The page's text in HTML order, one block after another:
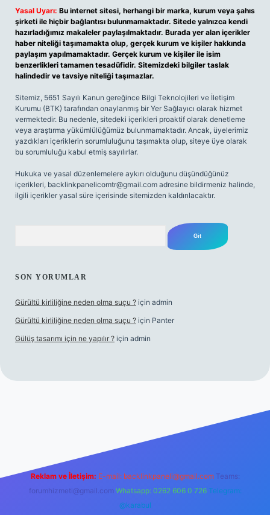
Yasal Uyarı: Bu internet sitesi, herhangi bir marka, kurum veya şahıs
şirketi ile hiçbir bağlantısı bulunmamaktadır. Sitede yalnızca kendi
hazırladığımız makaleler paylaşılmaktadır. Burada yer alan içerikler
haber niteliği taşımamakta olup, gerçek kurum ve kişiler hakkında
paylaşım yapılmamaktadır. Gerçek kurum ve kişiler ile isim
benzerlikleri tamamen tesadüfidir. Sitemizdeki bilgiler taslak
halindedir ve tavsiye niteliği taşımazlar.
Sitemiz, 5651 Sayılı Kanun gereğince Bilgi Teknolojileri ve İletişim
Kurumu (BTK) tarafından onaylanmış bir Yer Sağlayıcı olarak hizmet
vermektedir. Bu nedenle, sitedeki içerikleri proaktif olarak denetleme
veya araştırma yükümlülüğümüz bulunmamaktadır. Ancak, üyelerimiz
yazdıkları içeriklerin sorumluluğunu taşımakta olup, siteye üye olarak
bu sorumluluğu kabul etmiş sayılırlar.
Hukuka ve yasal düzenlemelere aykırı olduğunu düşündüğünüz
içerikleri, backlinkpanelicomtr@gmail.com adresine bildirmeniz halinde,
ilgili içerikler yasal süre içerisinde sitemizden kaldırılacaktır.
SON YORUMLAR
Gürültü kirliliğine neden olma suçu ? için admin
Gürültü kirliliğine neden olma suçu ? için Panter
Gülüş tasarımı için ne yapılır ? için admin
Reklam ve İletişim: E-mail: backlinkpaneli@gmail.com Teams:
forumhizmeti@gmail.com Whatsapp: 0262 606 0 726 Telegram:
@karabul